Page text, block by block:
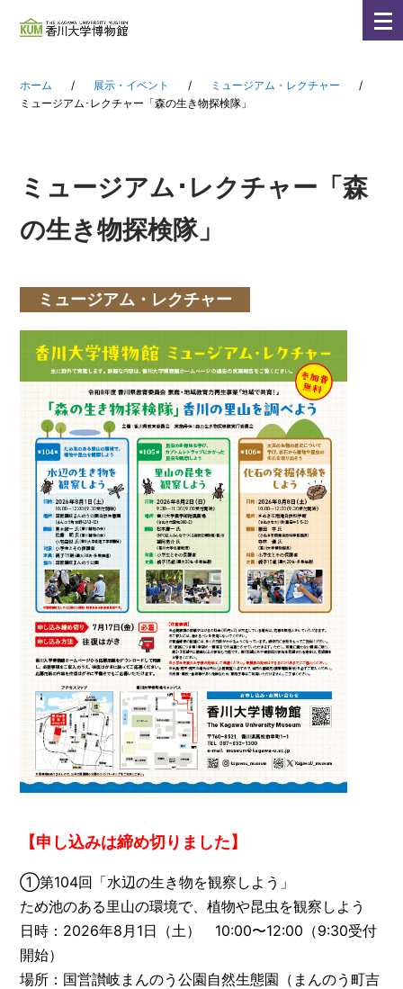
メ
ニ
ホーム / 展示・イベント / ミュージアム・レクチャー
/
ミュージアム･レクチャー「森の生き物探検隊」
ミュージアム･レクチャー「森
の生き物探検隊」
ミュージアム・レクチャー
【申し込みは締め切りました】
①第104回「水辺の生き物を観察しよう」
ため池のある里山の環境で、植物や昆虫を観察しよう
日時：2026年8月1日（土） 10:00〜12:00（9:30受付
開始）
場所：国営讃岐まんのう公園自然生態園（まんのう町吉